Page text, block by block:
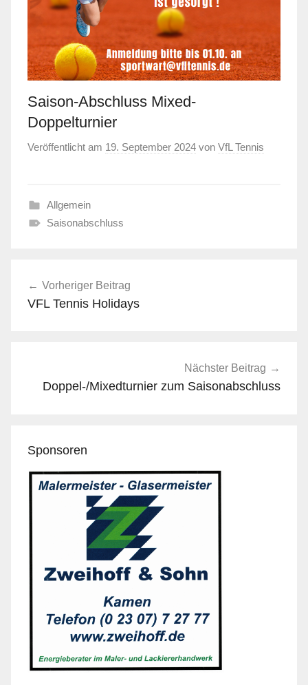
Saison-Abschluss Mixed-
Doppelturnier
Veröffentlicht am 19. September 2024 von VfL Tennis
Allgemein
Saisonabschluss
Vorheriger Beitrag
VFL Tennis Holidays
Nächster Beitrag
Doppel-/Mixedturnier zum Saisonabschluss
Sponsoren